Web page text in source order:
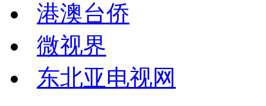
港澳台侨
微视界
东北亚电视网